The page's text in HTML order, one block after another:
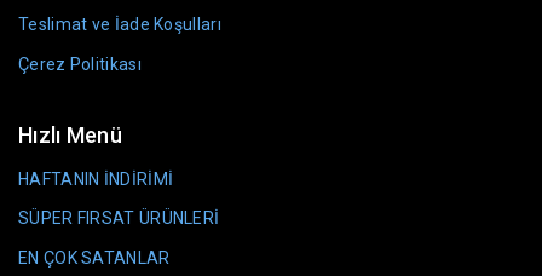
Teslimat ve İade Koşulları
Çerez Politikası
Hızlı Menü
HAFTANIN İNDİRİMİ
SÜPER FIRSAT ÜRÜNLERİ
EN ÇOK SATANLAR